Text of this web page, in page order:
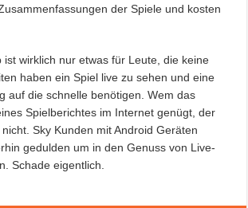
der Spiele und kosten
ist wirklich nur etwas für Leute, die keine
haben ein Spiel live zu sehen und eine
auf die schnelle benötigen. Wem das
Spielberichtes im Internet genügt, der
Sky Kunden mit Android Geräten
gedulden um in den Genuss von Live-
Schade eigentlich.